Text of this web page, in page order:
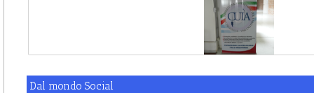
Dal mondo Social